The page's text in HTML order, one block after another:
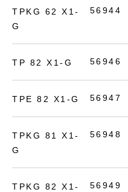
TPKG 62 X1-
G
56944
TP 82 X1-G 56946
TPE 82 X1-G 56947
TPKG 81 X1-
G
56948
TPKG 82 X1-
56949